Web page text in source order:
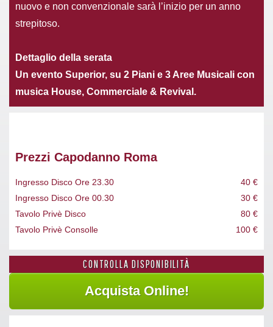
nuovo e non convenzionale sarà l’inizio per un anno
strepitoso.
Dettaglio della serata
Un evento Superior, su 2 Piani e 3 Aree Musicali con
musica House, Commerciale & Revival.
Prezzi Capodanno Roma
Ingresso Disco Ore 23.30
40 €
Ingresso Disco Ore 00.30
30 €
Tavolo Privè Disco
80 €
Tavolo Privè Consolle
100 €
CONTROLLA DISPONIBILITÀ